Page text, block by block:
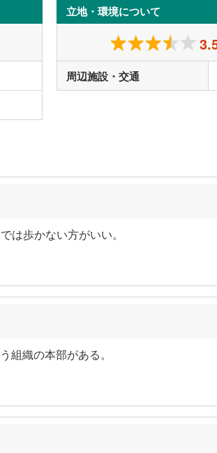
立地・環境について
周辺施設・交通
は歩かない方がいい。
組織の本部がある。